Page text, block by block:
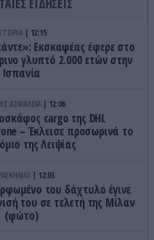
ΕΙΔΗΣΕΙΣ
12:15
Εκσκαφέας έφερε στο
γλυπτό 2.000 ετών στην
Ισπανία
ΑΣΦΑΛΕΙΑ 12:06
cargo της DHL
– Έκλεισε προσωρινά το
της Λειψίας
12:03
του δάχτυλο έγινε
του σε τελετή της Μίλαν
(φώτο)